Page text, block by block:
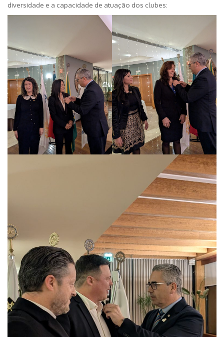
diversidade e a capacidade de atuação dos clubes: